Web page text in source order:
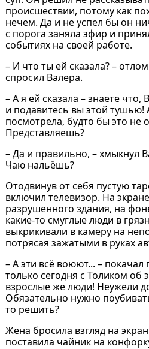
происшествии, потому как
нечем. Да и не успел бы он
с порога заняла эфир и
событиях на своей работе.
– И что ты ей сказала? –
спросил Валера.
– А я ей сказала – знаете
и подавитесь вы этой тушью!
посмотрела, будто бы это не
Представляешь?
– Да и правильно, – хмыкнул
Чаю нальёшь?
Отодвинув от себя пустую
включил телевизор. На
разрушенного здания, на
какие-то смуглые люди в
выкрикивали в камеру на
потрясая зажатыми в руках
– А эти всё воюют... – покачал
только сегодня с Толиком об
взрослые же люди! Неужели
Обязательно нужно
то решить?
Жена бросила взгляд на
поставила чайник на